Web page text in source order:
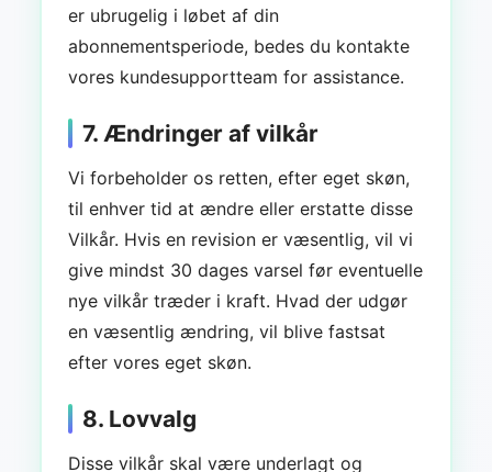
er ubrugelig i løbet af din
abonnementsperiode, bedes du kontakte
vores kundesupportteam for assistance.
7. Ændringer af vilkår
Vi forbeholder os retten, efter eget skøn,
til enhver tid at ændre eller erstatte disse
Vilkår. Hvis en revision er væsentlig, vil vi
give mindst 30 dages varsel før eventuelle
nye vilkår træder i kraft. Hvad der udgør
en væsentlig ændring, vil blive fastsat
efter vores eget skøn.
8. Lovvalg
Disse vilkår skal være underlagt og